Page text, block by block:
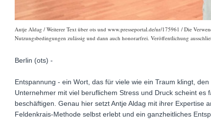
Antje Aldag / Weiterer Text über ots und www.presseportal.de/nr/175961 / Die
Nutzungsbedingungen zulässig und dann auch honorarfrei. Veröffentlichung
Berlin (ots) -
Entspannung - ein Wort, das für viele wie ein Traum klingt,
Unternehmer mit viel beruflichem Stress und Druck scheint
beschäftigen. Genau hier setzt Antje Aldag mit ihrer Expertise
Feldenkrais-Methode selbst erlebt und ein ganzheitliches